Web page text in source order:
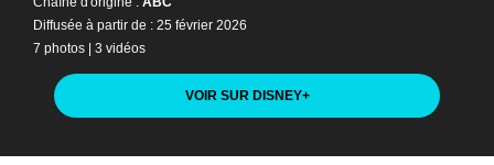
Diffusée à partir de : 25 février 2026
7 photos | 3 vidéos
VOIR SUR DISNEY+